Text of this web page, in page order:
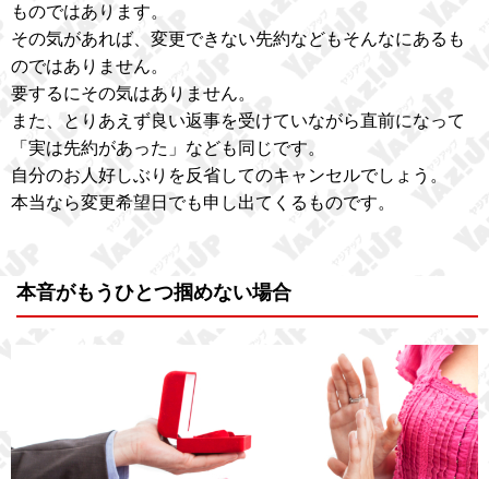
ものではあります。
その気があれば、変更できない先約などもそんなにあるも
のではありません。
要するにその気はありません。
また、とりあえず良い返事を受けていながら直前になって
「実は先約があった」なども同じです。
自分のお人好しぶりを反省してのキャンセルでしょう。
本当なら変更希望日でも申し出てくるものです。
本音がもうひとつ掴めない場合